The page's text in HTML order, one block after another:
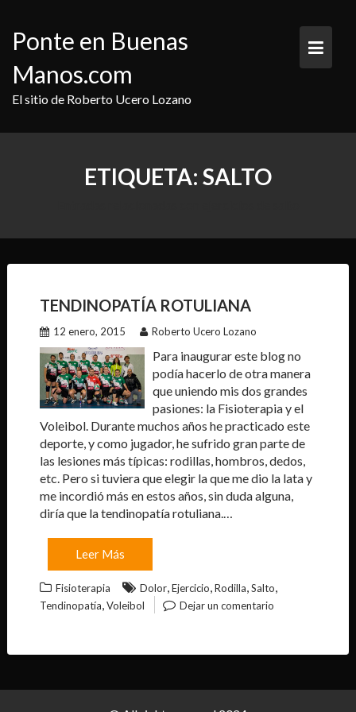
contenido
Ponte en Buenas
Manos.com
El sitio de Roberto Ucero Lozano
ETIQUETA: SALTO
TENDINOPATÍA ROTULIANA
12 enero, 2015 Roberto Ucero Lozano
Para inaugurar este blog no
podía hacerlo de otra manera
que uniendo mis dos grandes
pasiones: la Fisioterapia y el
Voleibol. Durante muchos años he practicado este
deporte, y como jugador, he sufrido gran parte de
las lesiones más típicas: rodillas, hombros, dedos,
etc. Pero si tuviera que elegir la que me dio la lata y
me incordió más en estos años, sin duda alguna,
diría que la tendinopatía rotuliana.…
Leer Más
Fisioterapia Dolor,Ejercicio,Rodilla,Salto,
Tendinopatía,Voleibol Dejar un comentario